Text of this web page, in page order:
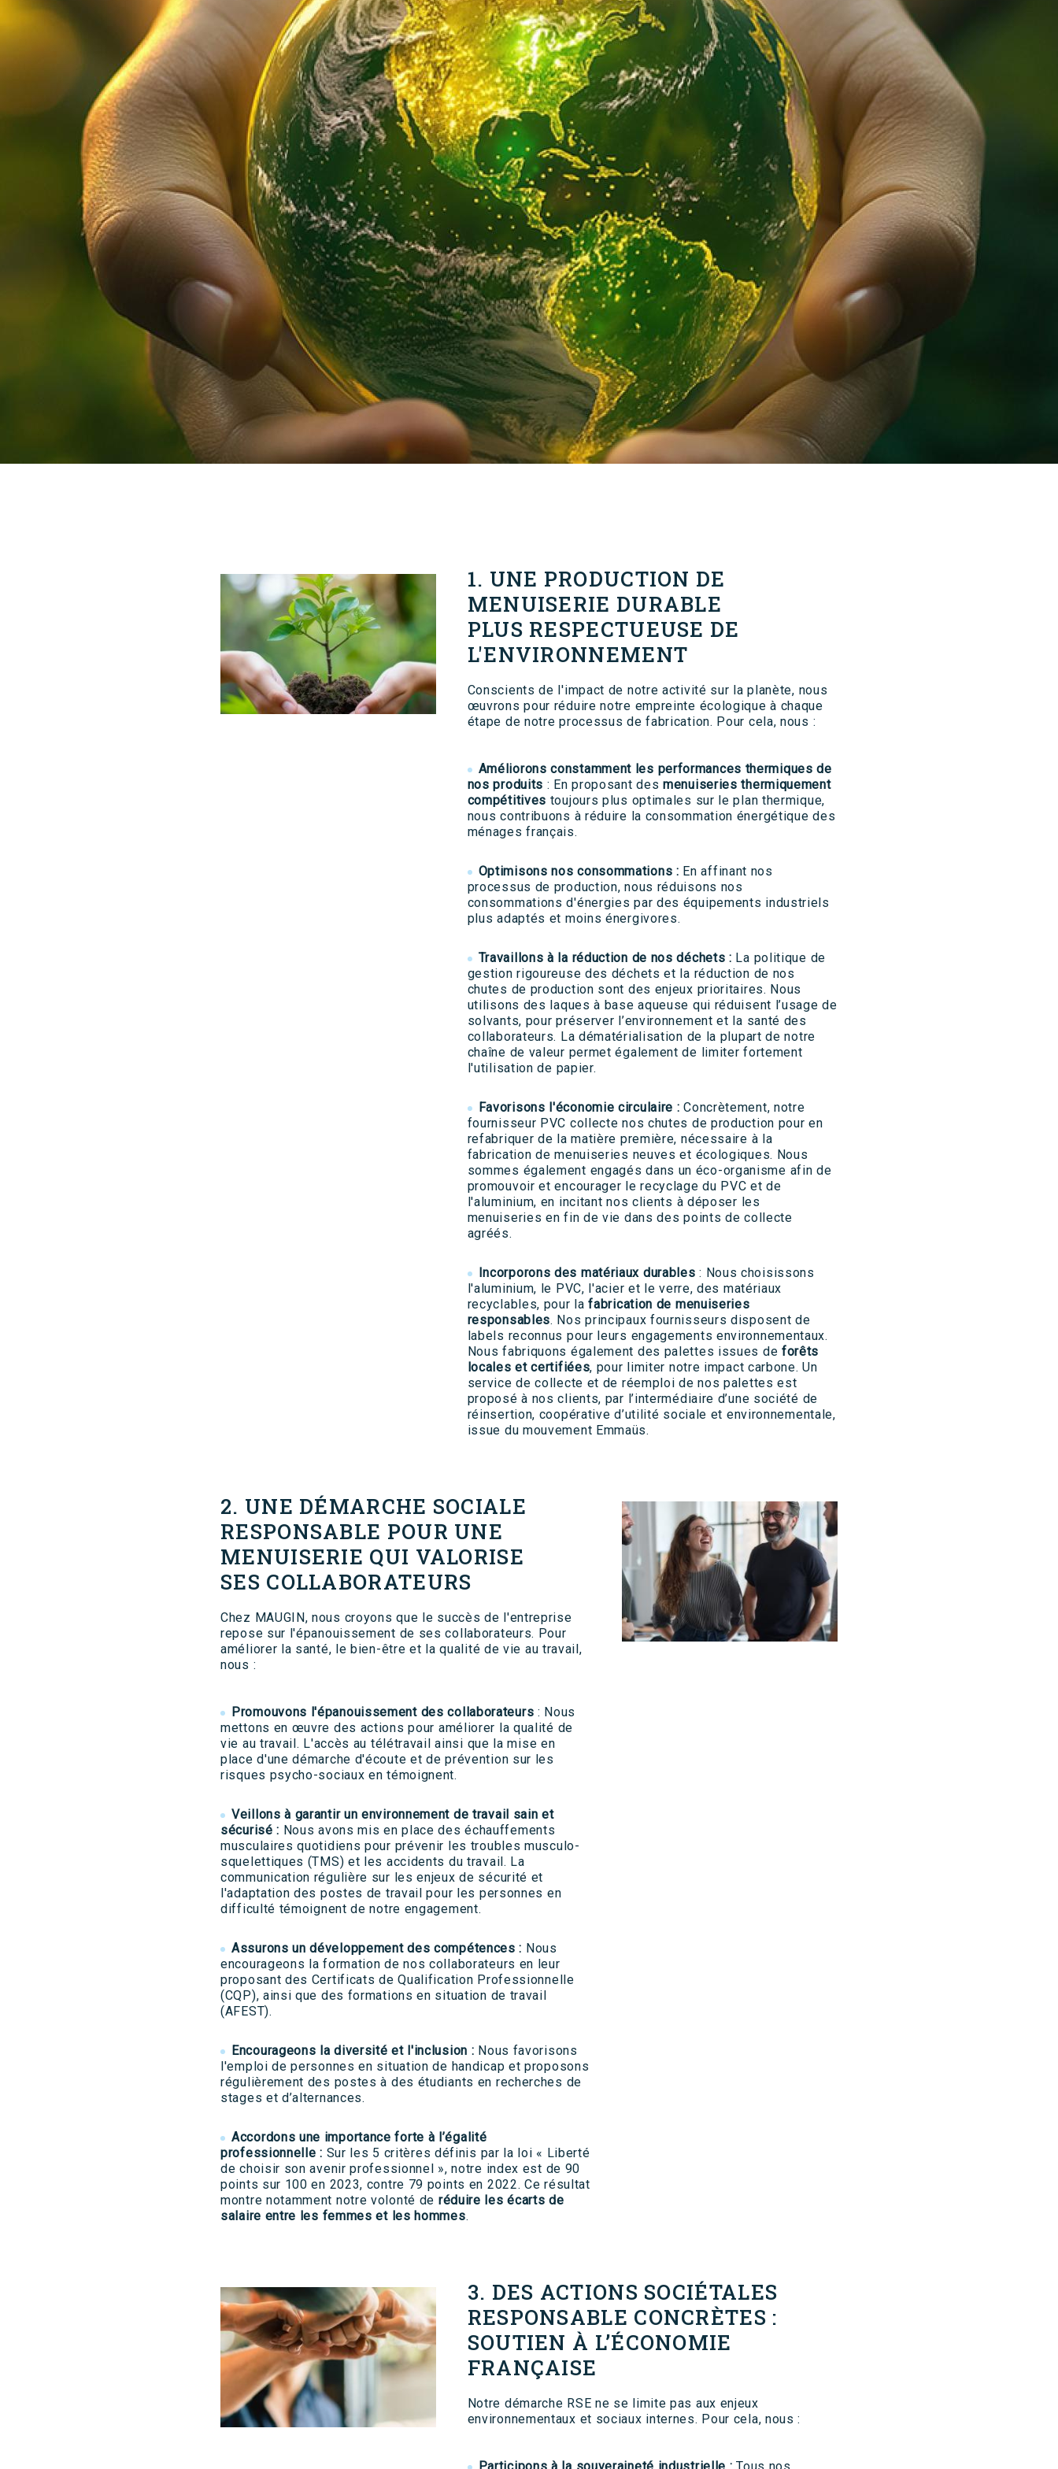
1. UNE PRODUCTION DE
MENUISERIE DURABLE
PLUS RESPECTUEUSE DE
L'ENVIRONNEMENT
Conscients de l'impact de notre activité sur la planète, nous
œuvrons pour réduire notre empreinte écologique à chaque
étape de notre processus de fabrication. Pour cela, nous :
Améliorons constamment les performances thermiques de
nos produits : En proposant desmenuiseries thermiquement
compétitives toujours plus optimales sur le plan thermique,
nous contribuons à réduire la consommation énergétique des
ménages français.
Optimisons nos consommations : En affinant nos
processus de production, nous réduisons nos
consommations d'énergies par des équipements industriels
plus adaptés et moins énergivores.
Travaillons à la réduction de nos déchets : La politique de
gestion rigoureuse des déchets et la réduction de nos
chutes de production sont des enjeux prioritaires. Nous
utilisons des laques à base aqueuse qui réduisent l’usage de
solvants, pour préserver l’environnement et la santé des
collaborateurs. La dématérialisation de la plupart de notre
chaîne de valeur permet également de limiter fortement
l'utilisation de papier.
Favorisons l'économie circulaire :Concrètement, notre
fournisseur PVC collecte nos chutes de production pour en
refabriquer de la matière première, nécessaire à la
fabrication de menuiseries neuves et écologiques. Nous
sommes également engagés dans un éco-organisme afin de
promouvoir et encourager le recyclage du PVC et de
l'aluminium, en incitant nos clients à déposer les
menuiseries en fin de vie dans des points de collecte
agréés.
Incorporons des matériaux durables : Nous choisissons
l'aluminium, le PVC, l'acier et le verre, des matériaux
recyclables, pour lafabrication de menuiseries
responsables. Nos principaux fournisseurs disposent de
labels reconnus pour leurs engagements environnementaux.
Nous fabriquons également des palettes issues de forêts
locales et certifiées, pour limiter notre impact carbone. Un
service de collecte et de réemploi de nos palettes est
proposé à nos clients, par l’intermédiaire d’une société de
réinsertion, coopérative d’utilité sociale et environnementale,
issue du mouvement Emmaüs.
2. UNE DÉMARCHE SOCIALE
RESPONSABLE POUR UNE
MENUISERIE QUI VALORISE
SES COLLABORATEURS
Chez MAUGIN, nous croyons que le succès de l'entreprise
repose sur l'épanouissement de ses collaborateurs. Pour
améliorer la santé, le bien-être et la qualité de vie au travail,
nous :
Promouvons l'épanouissement des collaborateurs : Nous
mettons en œuvre des actions pour améliorer la qualité de
vie au travail. L'accès au télétravail ainsi que la mise en
place d'une démarche d'écoute et de prévention sur les
risques psycho-sociaux en témoignent.
Veillons à garantir un environnement de travail sain et
sécurisé : Nous avons mis en place des échauffements
musculaires quotidiens pour prévenir les troubles musculo-
squelettiques (TMS) et les accidents du travail. La
communication régulière sur les enjeux de sécurité et
l'adaptation des postes de travail pour les personnes en
difficulté témoignent de notre engagement.
Assurons un développement des compétences : Nous
encourageons la formation de nos collaborateurs en leur
proposant des Certificats de Qualification Professionnelle
(CQP), ainsi que des formations en situation de travail
(AFEST).
Encourageons la diversité et l'inclusion : Nous favorisons
l'emploi de personnes en situation de handicap et proposons
régulièrement des postes à des étudiants en recherches de
stages et d’alternances.
Accordons une importance forte à l’égalité
professionnelle : Sur les 5 critères définis par la loi « Liberté
de choisir son avenir professionnel », notre index est de 90
points sur 100 en 2023, contre 79 points en 2022. Ce résultat
montre notamment notre volonté de réduire les écarts de
salaire entre les femmes et les hommes.
3. DES ACTIONS SOCIÉTALES
RESPONSABLE CONCRÈTES :
SOUTIEN À L’ÉCONOMIE
FRANÇAISE
Notre démarche RSE ne se limite pas aux enjeux
environnementaux et sociaux internes. Pour cela, nous :